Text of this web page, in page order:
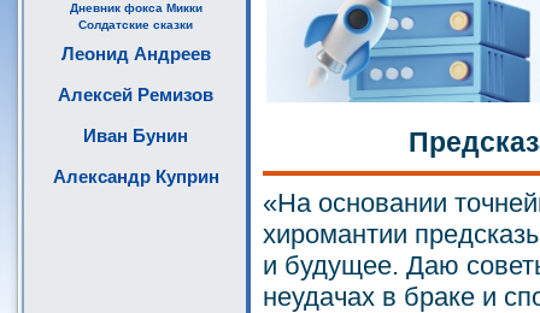
Дневник фокса Микки
Солдатские сказки
Леонид Андреев
Алексей Ремизов
Иван Бунин
Александр Куприн
«На основании
хиромантии
и будущее. Даю
неудачах в браке и